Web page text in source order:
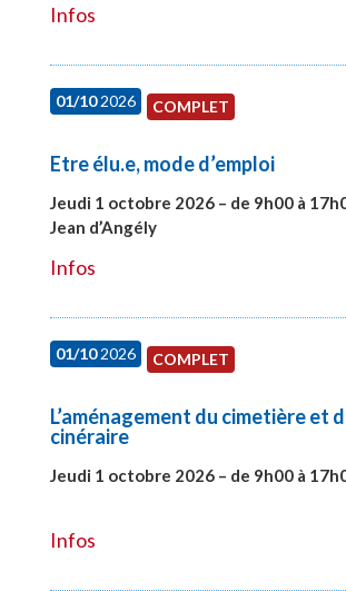
Infos
01/102026 COMPLET
Etre élu.e, mode d’emploi
Jeudi 1 octobre 2026 – de 9h00 à
Jean d’Angély
Infos
01/102026 COMPLET
L’aménagement du cimetière et
cinéraire
Jeudi 1 octobre 2026 – de 9h00 à
Infos